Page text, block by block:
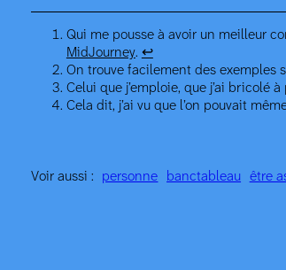
Qui me pousse à avoir un meilleur
MidJourney. ↩︎
On trouve facilement des exemples
Celui que j’emploie, que j’ai bricolé
Cela dit, j’ai vu que l’on pouvait
Voir aussi : personne banctableau être